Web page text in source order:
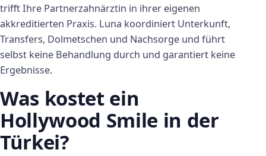
trifft Ihre Partnerzahnärztin in ihrer eigenen
akkreditierten Praxis. Luna koordiniert Unterkunft,
Transfers, Dolmetschen und Nachsorge und führt
selbst keine Behandlung durch und garantiert keine
Ergebnisse.
Was kostet ein
Hollywood Smile in der
Türkei?